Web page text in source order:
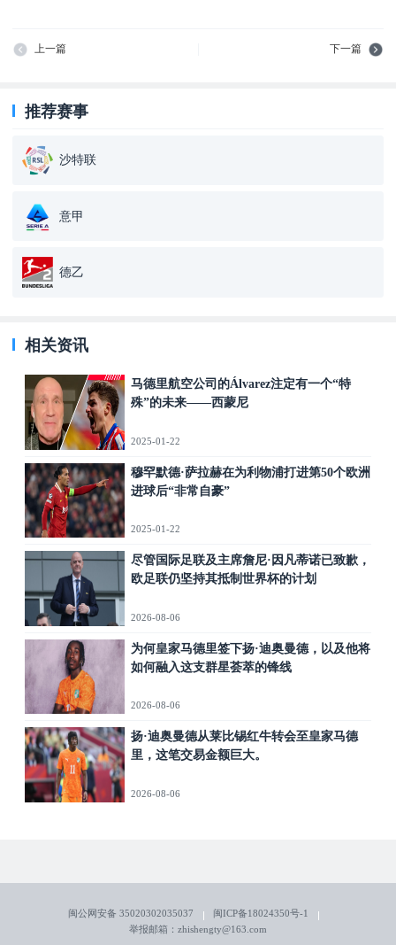
上一篇 下一篇
推荐赛事
沙特联
意甲
德乙
相关资讯
马德里航空公司的Álvarez注定有一个“特
殊”的未来——西蒙尼
2025-01-22
穆罕默德·萨拉赫在为利物浦打进第50个欧洲
进球后“非常自豪”
2025-01-22
尽管国际足联及主席詹尼·因凡蒂诺已致歉，
欧足联仍坚持其抵制世界杯的计划
2026-08-06
为何皇家马德里签下扬·迪奥曼德，以及他将
如何融入这支群星荟萃的锋线
2026-08-06
扬·迪奥曼德从莱比锡红牛转会至皇家马德
里，这笔交易金额巨大。
2026-08-06
闽公网安备 35020302035037
闽ICP备18024350号-1
举报邮箱：zhishengty@163.com